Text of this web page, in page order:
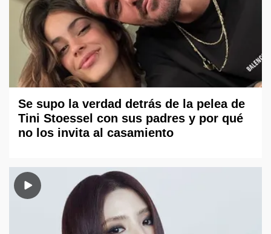
Se supo la verdad detrás de la pelea de
Tini Stoessel con sus padres y por qué
no los invita al casamiento